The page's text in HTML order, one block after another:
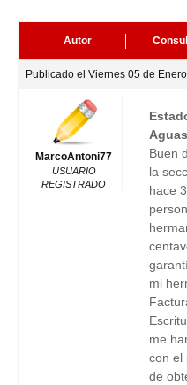
Autor
Publicado el Viernes 05 de
MarcoAntoni77
USUARIO
REGISTRADO
Buen
la
hace
mi
me
con el
de